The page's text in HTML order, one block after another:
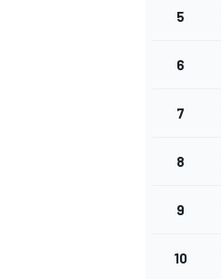
5
6
7
8
9
10